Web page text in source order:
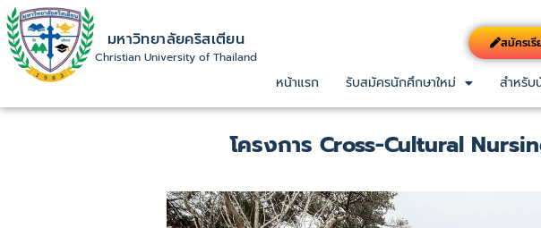
มหาวิทยาลัยคริสเตียน
Christian University of Thailand
สมัครเ
หน้าแรก รับสมัครนักศึกษาใหม่ สำหรับ
โครงการ Cross-Cultural